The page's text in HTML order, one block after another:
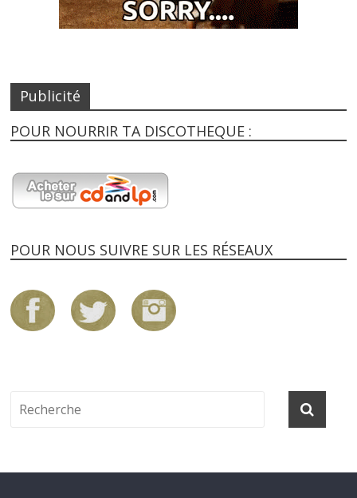
Publicité
POUR NOURRIR TA DISCOTHEQUE :
POUR NOUS SUIVRE SUR LES RÉSEAUX